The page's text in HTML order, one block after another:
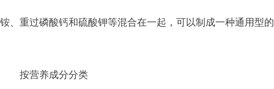
铵、重过磷酸钙和硫酸钾等混合在一起，可以制成一种通用型
按营养成分分类